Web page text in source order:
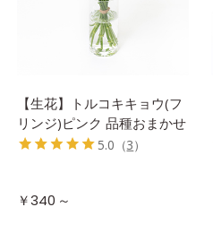
【生花】トルコキキョウ(フ
リンジ)ピンク 品種おまかせ
5.0 （3）
￥340 ～